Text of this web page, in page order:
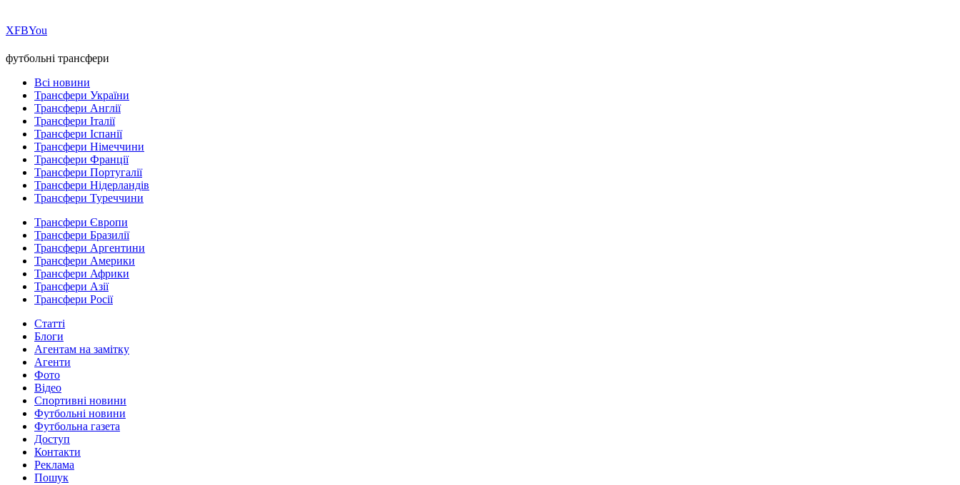
ХFBYou
футбольні трансфери
Всі новини
Трансфери України
Трансфери Англії
Трансфери Італії
Трансфери Іспанії
Трансфери Німеччини
Трансфери Франції
Трансфери Португалії
Трансфери Нідерландів
Трансфери Туреччини
Трансфери Європи
Трансфери Бразилії
Трансфери Аргентини
Трансфери Америки
Трансфери Африки
Трансфери Азії
Трансфери Росії
Статті
Блоги
Агентам на замітку
Агенти
Фото
Відео
Спортивні новини
Футбольні новини
Футбольна газета
Доступ
Контакти
Реклама
Пошук